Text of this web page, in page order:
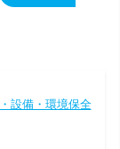
設備・環境保全